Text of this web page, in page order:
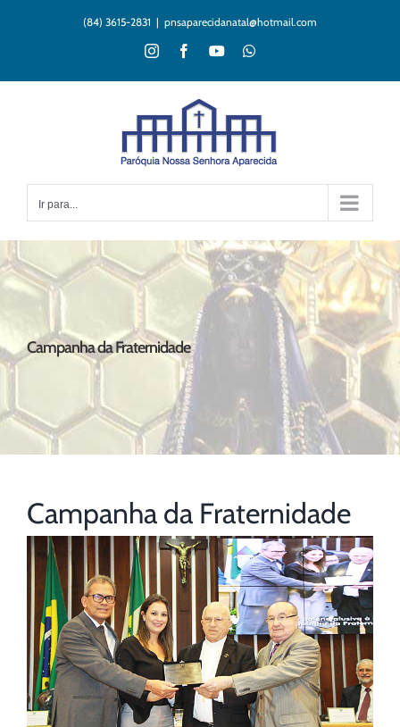
(84) 3615-2831 | pnsaparecidanatal@hotmail.com
InstagramFacebookYouTubeWhatsApp
Ir para...
Campanha da Fraternidade
Campanha da Fraternidade